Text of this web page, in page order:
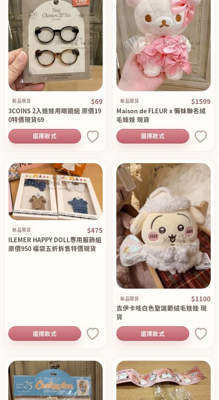
新品現貨 $69
3COINS 2入娃娃用眼鏡組 原價19
0特價現貨69
選擇款式
新品現貨 $1599
Maison de FLEUR x 懶妹聯名絨
毛娃娃 現貨
選擇款式
新品現貨 $475
ILEMER HAPPY DOLL専用服飾組
原價950 福袋五折拆售特價現貨
選擇款式
新品現貨 $1100
吉伊卡哇白色聖誕節絨毛娃娃 現
貨
選擇款式